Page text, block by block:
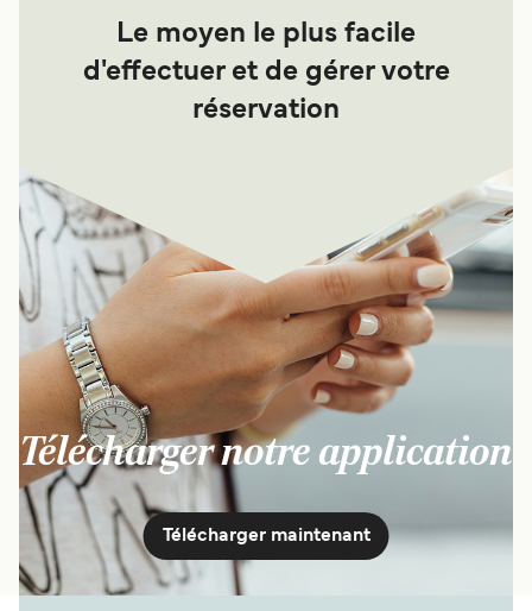
Le moyen le plus facile
d'effectuer et de gérer votre
réservation
Télécharger notre application
Télécharger maintenant